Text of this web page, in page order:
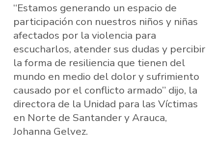
“Estamos generando un espacio de
participación con nuestros niños y niñas
afectados por la violencia para
escucharlos, atender sus dudas y percibir
la forma de resiliencia que tienen del
mundo en medio del dolor y sufrimiento
causado por el conflicto armado” dijo, la
directora de la Unidad para las Víctimas
en Norte de Santander y Arauca,
Johanna Gelvez.